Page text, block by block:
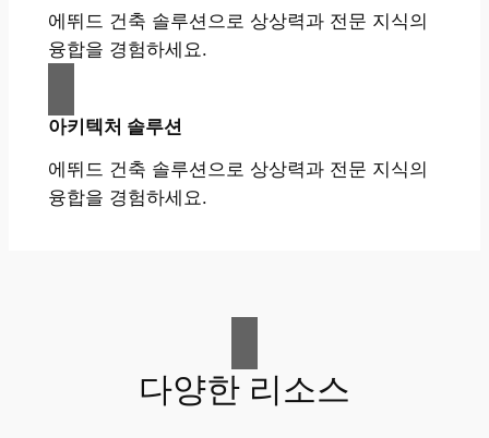
에뛰드 건축 솔루션으로 상상력과 전문 지식의
융합을 경험하세요.
아키텍처 솔루션
에뛰드 건축 솔루션으로 상상력과 전문 지식의
융합을 경험하세요.
다양한 리소스